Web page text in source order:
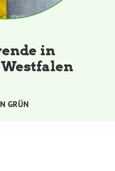
in
GRÜN